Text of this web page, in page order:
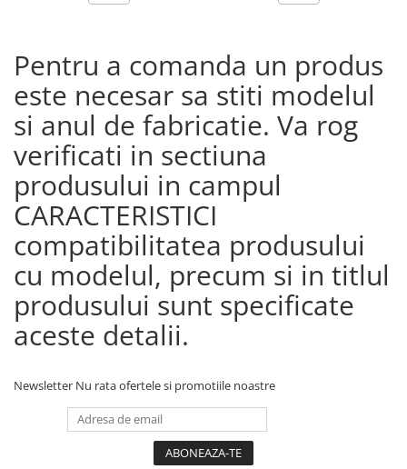
Pentru a comanda un produs
este necesar sa stiti modelul
si anul de fabricatie. Va rog
verificati in sectiuna
produsului in campul
CARACTERISTICI
compatibilitatea produsului
cu modelul, precum si in titlul
produsului sunt specificate
aceste detalii.
Newsletter Nu rata ofertele si promotiile noastre